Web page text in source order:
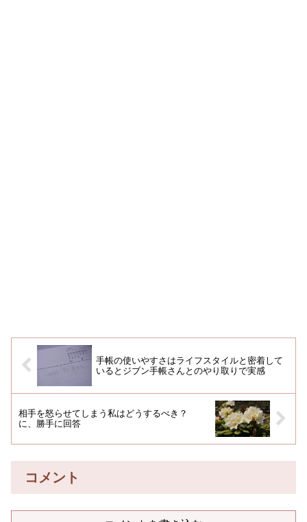
手帳の使いやすさはライフスタイルと密着して
いるとジブン手帳さんとのやり取りで実感
相手を怒らせてしまう私はどうするべき？
に、勝手に回答
コメント